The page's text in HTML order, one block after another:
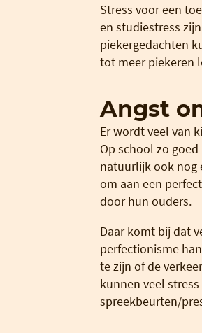
Stress voor een
en studiestress
piekergedachten
tot meer piekeren
Angst
Er wordt veel van
Op school zo
natuurlijk ook nog
om aan een
door hun ouders.
Daar komt bij dat
perfectionisme
te zijn of de
kunnen veel
spreekbeurten/